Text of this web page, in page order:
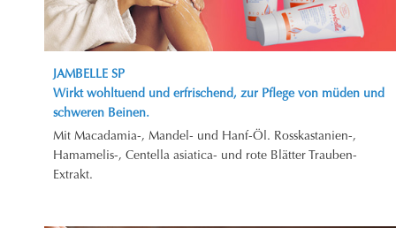
JAMBELLE SP
Wirkt wohltuend und erfrischend, zur Pflege von müden und
schweren Beinen.
Mit Macadamia-, Mandel- und Hanf-Öl. Rosskastanien-,
Hamamelis-, Centella asiatica- und rote Blätter Trauben-
Extrakt.